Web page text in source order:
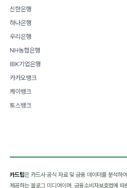
신한은행
하나은행
우리은행
NH농협은행
IBK기업은행
카카오뱅크
케이뱅크
토스뱅크
카드팁은 카드사 공식 자료 및 금융 데이터를 분석하
제공하는 블로그 미디어이며, 금융소비자보호법에 따